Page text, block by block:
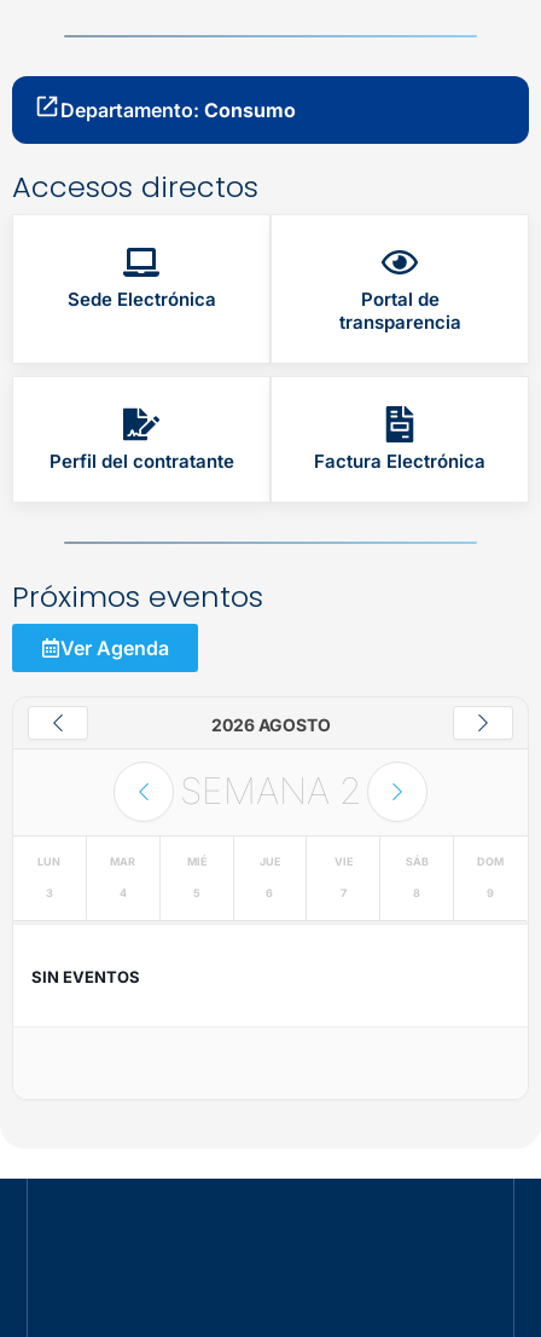
Departamento: Consumo
Accesos directos
Sede Electrónica
Portal de
transparencia
Perfil del contratante Factura Electrónica
Próximos eventos
Ver Agenda
2026 AGOSTO
SEMANA 2
LUN
3
MAR
4
MIÉ
5
JUE
6
VIE
7
SÁB
8
DOM
9
SIN EVENTOS